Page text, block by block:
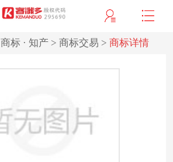
商标 · 知产 > 商标交易 > 商标详情